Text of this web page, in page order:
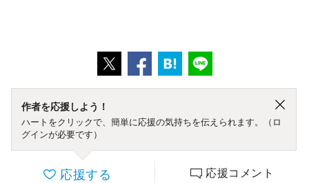
作者を応援しよう！
ハートをクリックで、簡単に応援の気持ちを伝えられます。（ロ
グインが必要です）
応援する 応援コメント